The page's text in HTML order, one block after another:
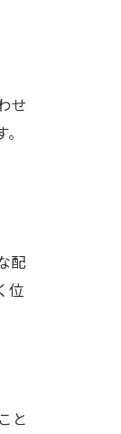
せ
配
位
と